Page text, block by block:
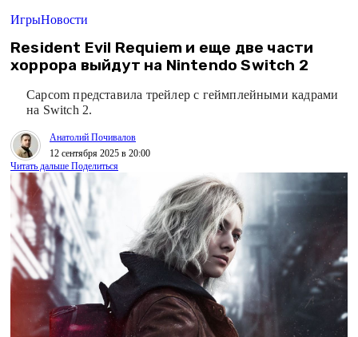
ИгрыНовости
Resident Evil Requiem и еще две части
хоррора выйдут на Nintendo Switch 2
Capcom представила трейлер с геймплейными кадрами
на Switch 2.
Анатолий Почивалов
12 сентября 2025 в 20:00
Читать дальше Поделиться